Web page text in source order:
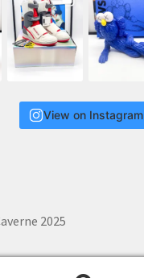
View on Instagram
2025